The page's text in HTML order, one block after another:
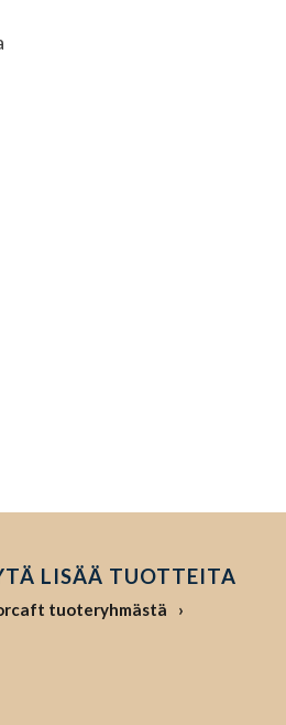
LISÄÄ TUOTTEITA
tuoteryhmästä